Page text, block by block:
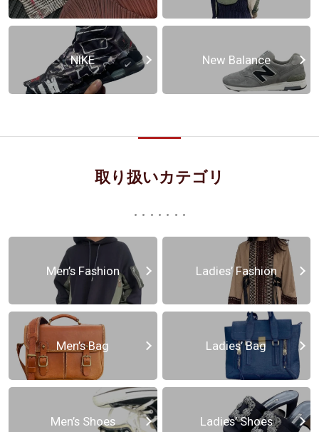
NIKE New Balance
取り扱いカテゴリ
Men’s Fashion Ladies’ Fashion
Men’s Bag Ladies’ Bag
Men’s Shoes Ladies’ Shoes